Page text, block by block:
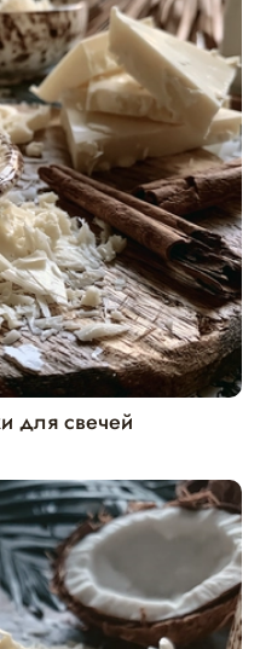
для свечей